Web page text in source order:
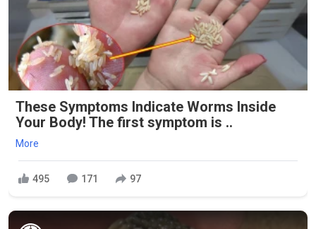
These Symptoms Indicate Worms Inside
Your Body! The first symptom is ..
More
495 171 97